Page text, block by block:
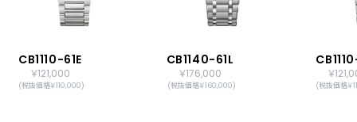
CB1110-61E
￥121,000
(税抜価格￥110,000)
CB1140-61L
￥176,000
(税抜価格￥160,000)
￥
(税抜価格￥